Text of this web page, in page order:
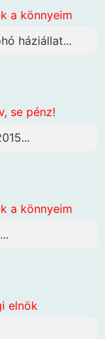
a könnyeim
háziállat...
se pénz!
a könnyeim
elnök